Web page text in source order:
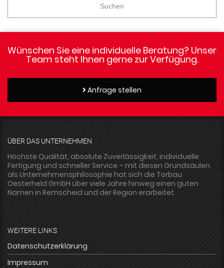
Suchen
Wünschen Sie eine individuelle Beratung? Unser
Team steht Ihnen gerne zur Verfügung.
Anfrage stellen
ÜBER DAS UNTERNEHMEN
Höchste Qualität, absolute Zuverlässigkeit, individuelle
Fertigung und schneller Service – mit diesen Grundsäulen
als Unternehmensphilosophie hat sich die Torbau
Oesterheld GmbH über viele Jahre hinweg einen guten
Namen in Remscheid und der Region erarbeitet.
WEITERE LINKS
Datenschutzerklärung
Impressum